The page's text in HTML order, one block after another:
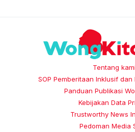
Tentang kami
SOP Pemberitaan Inklusif dan
Panduan Publikasi
Kebijakan Data
Trustworthy News
Pedoman Media